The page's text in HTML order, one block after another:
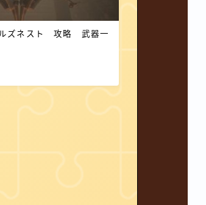
ズネスト 攻略 武器一